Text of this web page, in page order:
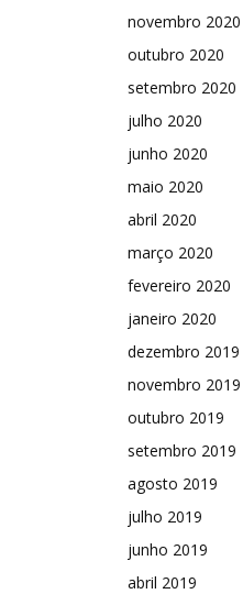
novembro 2020
outubro 2020
setembro 2020
julho 2020
junho 2020
maio 2020
abril 2020
março 2020
fevereiro 2020
janeiro 2020
dezembro 2019
novembro 2019
outubro 2019
setembro 2019
agosto 2019
julho 2019
junho 2019
abril 2019